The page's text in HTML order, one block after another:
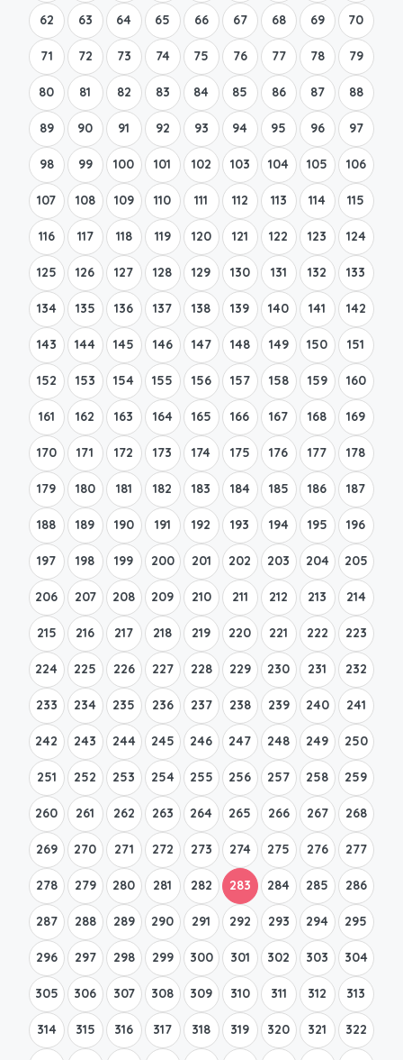
62 63 64 65 66 67 68 69 70
71 72 73 74 75 76 77 78 79
80 81 82 83 84 85 86 87 88
89 90 91 92 93 94 95 96 97
98 99 100 101 102 103 104 105 106
107 108 109 110 111 112 113 114 115
116 117 118 119 120 121 122 123 124
125 126 127 128 129 130 131 132 133
134 135 136 137 138 139 140 141 142
143 144 145 146 147 148 149 150 151
152 153 154 155 156 157 158 159 160
161 162 163 164 165 166 167 168 169
170 171 172 173 174 175 176 177 178
179 180 181 182 183 184 185 186 187
188 189 190 191 192 193 194 195 196
197 198 199 200 201 202 203 204 205
206 207 208 209 210 211 212 213 214
215 216 217 218 219 220 221 222 223
224 225 226 227 228 229 230 231 232
233 234 235 236 237 238 239 240 241
242 243 244 245 246 247 248 249 250
251 252 253 254 255 256 257 258 259
260 261 262 263 264 265 266 267 268
269 270 271 272 273 274 275 276 277
278 279 280 281 282 283 284 285 286
287 288 289 290 291 292 293 294 295
296 297 298 299 300 301 302 303 304
305 306 307 308 309 310 311 312 313
314 315 316 317 318 319 320 321 322